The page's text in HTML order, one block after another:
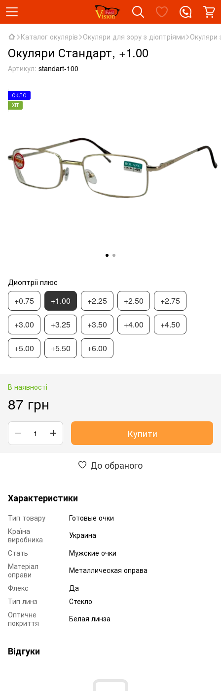
Каталог окулярів Окуляри для зору з діоптріями Окуляри
Окуляри Стандарт, +1.00
Артикул: standart-100
СКЛО
ХІТ
Диоптрії плюс
+0.75 +1.00 +2.25 +2.50 +2.75
+3.00 +3.25 +3.50 +4.00 +4.50
+5.00 +5.50 +6.00
В наявності
87 грн
Купити
До обраного
Характеристики
Тип товару
Готовые очки
Країна
виробника
Украина
Стать
Мужские очки
Матеріал
оправи
Металлическая оправа
Флекс
Да
Тип линз
Стекло
Оптичне
покриття
Белая линза
Відгуки